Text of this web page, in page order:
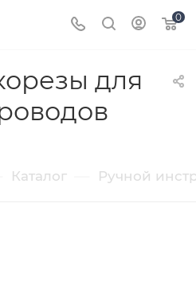
0
для
Каталог Ручной